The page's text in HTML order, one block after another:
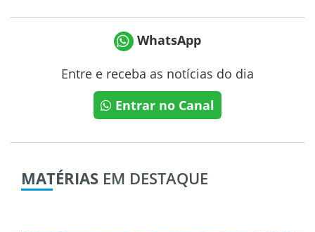
WhatsApp
Entre e receba as notícias do dia
Entrar no Canal
MATÉRIAS EM DESTAQUE